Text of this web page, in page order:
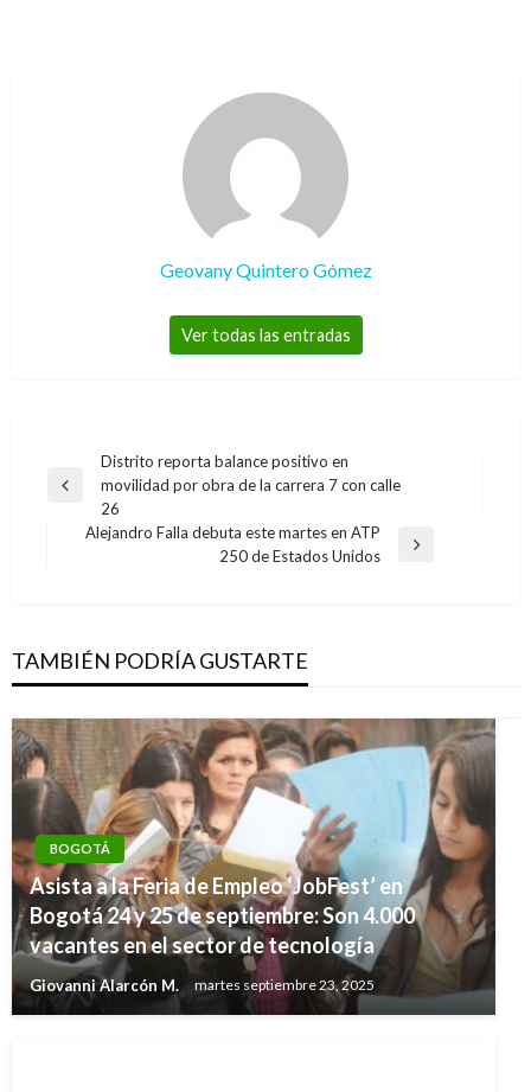
Geovany Quintero Gómez
Ver todas las entradas
Navegación
de
entradas
Entrada
Distrito reporta balance positivo en
movilidad por obra de la carrera 7 con calle
26
Alejandro Falla debuta este martes en ATP
250 de Estados Unidos
TAMBIÉN PODRÍA GUSTARTE
BOGOTÁ
Asista a la Feria de Empleo ‘JobFest’ en
Bogotá 24 y 25 de septiembre: Son 4.000
vacantes en el sector de tecnología
Giovanni Alarcón M. martes septiembre 23, 2025